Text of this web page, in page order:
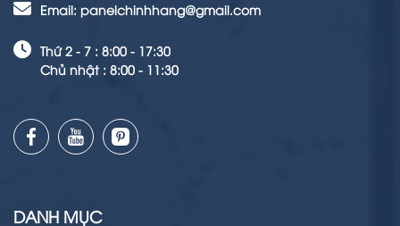
Email: panelchinhhang@gmail.com
Thứ 2 - 7 : 8:00 - 17:30
Chủ nhật : 8:00 - 11:30
DANH MỤC